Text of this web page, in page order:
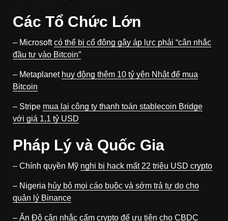
Các Tổ Chức Lớn
– Microsoftcó thể bị cổ đông gây áp lực phải “cân nhắc
đầu tư vào Bitcoin”
– Metaplanet huy động thêm 10 tỷ yên Nhật để mua
Bitcoin
– Stripe mua lại công ty thanh toán stablecoin Bridge
với giá 1,1 tỷ USD
Pháp Lý và Quốc Gia
– Chính quyền Mỹ nghi bị hack mất 22 triệu USD crypto
– Nigeria hủy bỏ mọi cáo buộc và sớm trả tự do cho
quản lý Binance
– Ấn Độ cân nhắc cấm crypto để ưu tiên cho CBDC